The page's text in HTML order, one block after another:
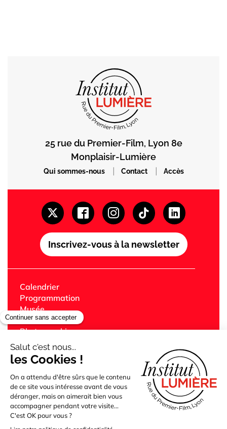
25 rue du Premier-Film, Lyon 8e
Monplaisir-Lumière
Qui sommes-nous | Contact | Accès
Inscrivez-vous à la newsletter
Calendrier
Programmation
Musée
Festival Lumière
Photographie
Librairie
Café
Cinémas Lumière
Édition
Jeune public
Bibliothèque
Partenaires